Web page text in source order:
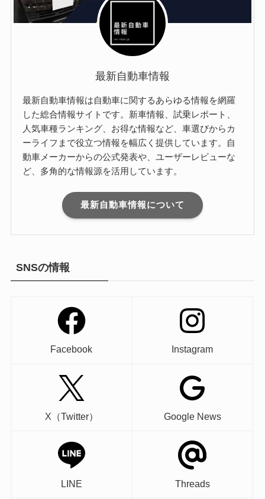
最新自動車情報
最新自動車情報は自動車に関するあらゆる情報を網羅
した総合情報サイトです。新車情報、試乗レポート、
人気車種ランキング、お得な情報など、車選びからカ
ーライフまで役立つ情報を幅広く提供しています。自
動車メーカーからの公式発表や、ユーザーレビューな
ど、多角的な情報源を活用しています。
最新自動車情報について
SNSの情報
Facebook Instagram
X（Twitter） Google News
LINE Threads